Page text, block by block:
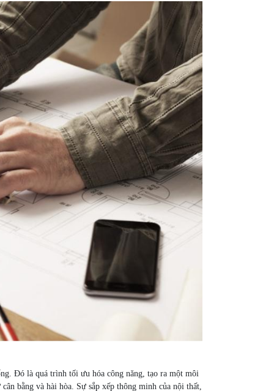
Đó là quá trình tối ưu hóa công năng, tạo ra một môi
bằng và hài hòa. Sự sắp xếp thông minh của nội thất,